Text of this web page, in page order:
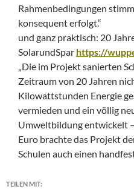
Rahmenbedingungen
konsequent erfolgt.“
und ganz praktisch: 20
SolarundSpar https://
„Die im Projekt sanierten
Zeitraum von 20 Jahren
Kilowattstunden Energie
vermieden und ein völlig
Umweltbildung entwickelt
Euro brachte das Projekt
Schulen auch einen
TEILEN MIT: